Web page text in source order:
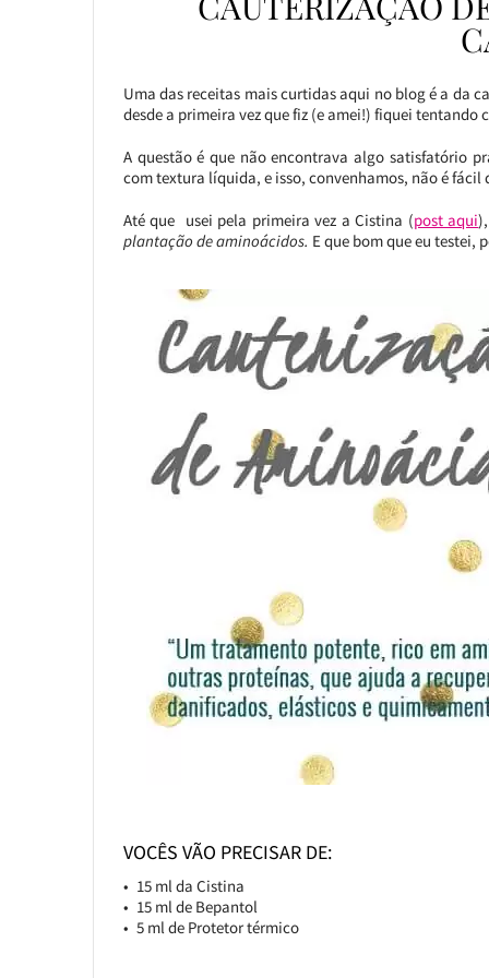
Uma das receitas mais curtidas aqui no blog é a da
desde a primeira vez que fiz (e amei!) fiquei
A questão é que não encontrava algo satisfatório
com textura líquida, e isso, convenhamos, não é fácil
Até que usei pela primeira vez a Cistina (post aqui
plantação de aminoácidos. E que bom que eu testei,
VOCÊS VÃO PRECISAR DE:
15 ml da Cistina
15 ml de Bepantol
5 ml de Protetor térmico